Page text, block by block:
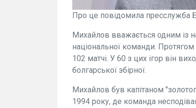
Про це повідомила пресслужба
Михайлов вважається одним із
національної команди. Протягом
102 матчі. У 60 з цих ігор він
болгарської збірної.
Михайлов був капітаном
1994 року, де команда